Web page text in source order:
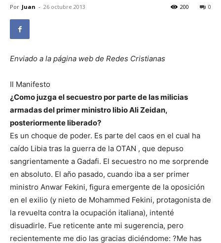
Por Juan - 26 octubre 2013 0
200
Enviado a la página web de Redes Cristianas
Il Manifesto
¿Como juzga el secuestro por parte de las milicias
armadas del primer ministro libio Ali Zeidan,
posteriormente liberado?
Es un choque de poder. Es parte del caos en el cual ha
caído Libia tras la guerra de la OTAN , que depuso
sangrientamente a Gadafi. El secuestro no me sorprende
en absoluto. El año pasado, cuando iba a ser primer
ministro Anwar Fekini, figura emergente de la oposición
en el exilio (y nieto de Mohammed Fekini, protagonista de
la revuelta contra la ocupación italiana), intenté
disuadirle. Fue reticente ante mi sugerencia, pero
recientemente me dio las gracias diciéndome: ?Me has